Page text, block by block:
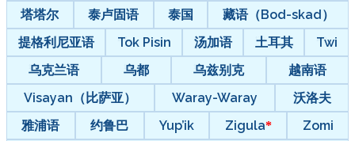
塔塔尔
泰卢固语 泰国
藏语（Bod-skad）
提格利尼亚语
Tok Pisin 汤加语 土耳其
Twi
乌克兰语
乌都 乌兹别克
越南语
Visayan（比萨亚）
Waray-Waray
沃洛夫
雅浦语
约鲁巴 Yup’ik Zigula
Zomi